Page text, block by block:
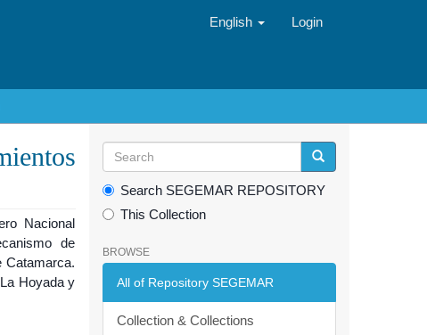
English Login
Nacional
de
Catamarca.
Hoyada y
Search SEGEMAR REPOSITORY
This Collection
BROWSE
All of Repository SEGEMAR
Collection & Collections